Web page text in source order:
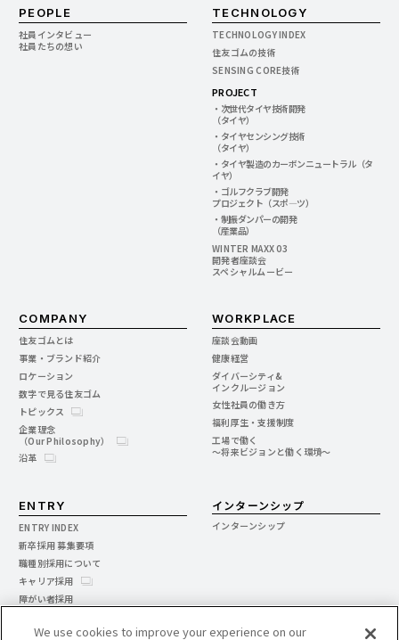
PEOPLE
社員インタビュー
社員たちの想い
TECHNOLOGY
TECHNOLOGY INDEX
住友ゴムの技術
SENSING CORE技術
PROJECT
・次世代タイヤ技術開発
（タイヤ）
・タイヤセンシング技術
（タイヤ）
・タイヤ製造のカーボンニュートラル（タ
イヤ）
・ゴルフクラブ開発
プロジェクト（スポ―ツ）
・制振ダンパーの開発
（産業品）
WINTER MAXX 03
開発者座談会
スペシャルムービー
COMPANY
住友ゴムとは
事業・ブランド紹介
ロケーション
数字で見る住友ゴム
トピックス
企業理念
（Our Philosophy）
沿革
WORKPLACE
座談会動画
健康経営
ダイバーシティ&
インクルージョン
女性社員の働き方
福利厚生・支援制度
工場で働く
～将来ビジョンと働く環境～
ENTRY
ENTRY INDEX
新卒採用 募集要項
職種別採用について
キャリア採用
障がい者採用
インターンシップ
インターンシップ
We use cookies to improve your experience on our